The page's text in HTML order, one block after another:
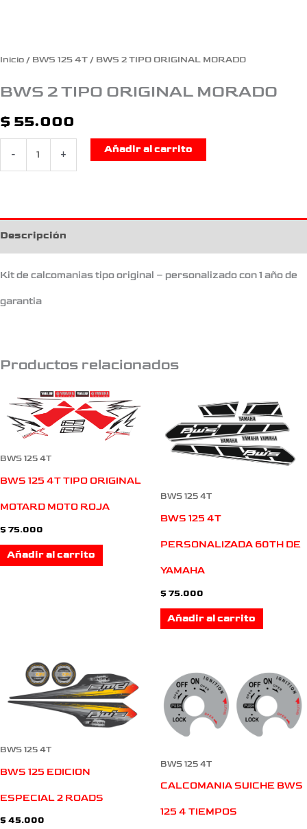
Inicio / BWS 125 4T / BWS 2 TIPO ORIGINAL MORADO
BWS 2 TIPO ORIGINAL MORADO
$ 55.000
- +
Añadir al carrito
Descripción
Kit de calcomanias tipo original – personalizado con 1 año de
garantia
Productos relacionados
BWS 125 4T
BWS 125 4T TIPO ORIGINAL
MOTARD MOTO ROJA
$ 75.000
Añadir al carrito
BWS 125 4T
BWS 125 4T
PERSONALIZADA 60TH DE
YAMAHA
$ 75.000
Añadir al carrito
BWS 125 4T
BWS 125 EDICION
ESPECIAL 2 ROADS
$ 45.000
BWS 125 4T
CALCOMANIA SUICHE BWS
125 4 TIEMPOS